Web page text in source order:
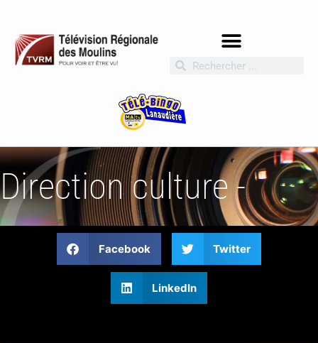
Direction culture -
Facebook Twitter
LinkedIn